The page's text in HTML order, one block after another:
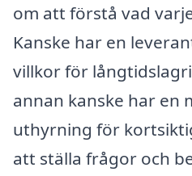
om att förstå vad
Kanske har en
villkor för
annan kanske har en
uthyrning för
att ställa frågor och